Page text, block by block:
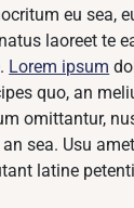
eu sea,
laoreet te
Lorem ipsum
quo, an
omittantur,
sea. Usu
latine